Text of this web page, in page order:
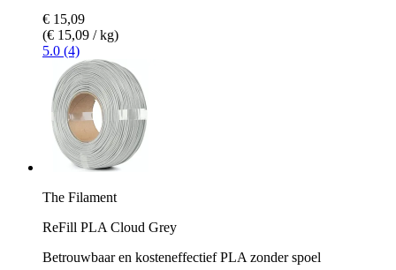
€ 15,09
(€ 15,09 / kg)
5.0 (4)
The Filament
ReFill PLA Cloud Grey
Betrouwbaar en kosteneffectief PLA zonder spoel